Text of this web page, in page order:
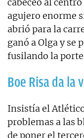
agujero enorme
abrió para la
ganó a Olga y se
fusilando la
Boe Risa da la
Insistía el
problemas a las
de poner el